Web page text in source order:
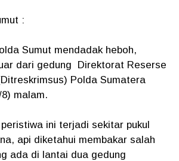
:
Sumut mendadak heboh,
dari gedung Direktorat Reserse
Polda Sumatera
malam.
ini terjadi sekitar pukul
api diketahui membakar salah
ada di lantai dua gedung